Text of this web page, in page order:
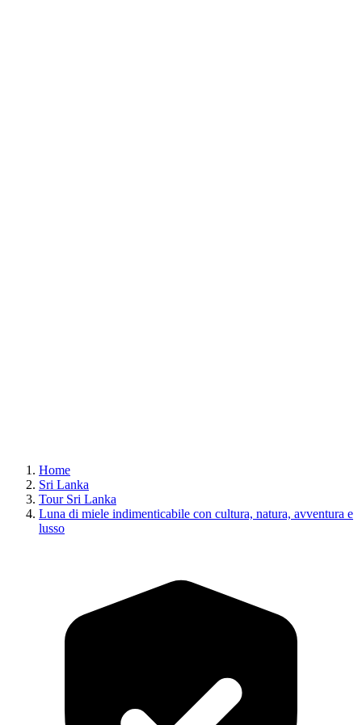
Home
Sri Lanka
Tour Sri Lanka
Luna di miele indimenticabile con cultura, natura, avventura e
lusso